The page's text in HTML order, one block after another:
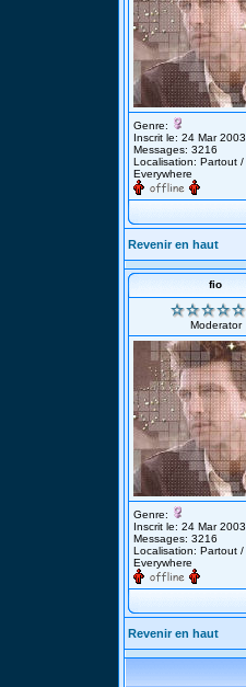
Genre:
Inscrit le: 24 Mar 2003
Messages: 3216
Localisation: Partout /
Everywhere
Revenir en haut
fio
Moderator
Genre:
Inscrit le: 24 Mar 2003
Messages: 3216
Localisation: Partout /
Everywhere
Revenir en haut